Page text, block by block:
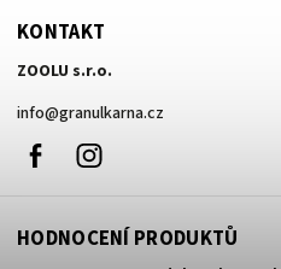
KONTAKT
ZOOLU s.r.o.
info@granulkarna.cz
Facebook
HODNOCENÍ PRODUKTŮ